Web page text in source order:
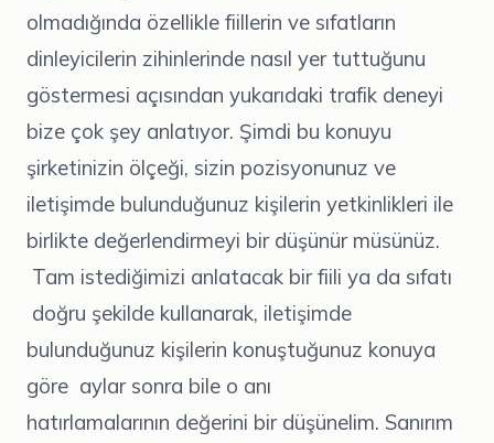
olmadığında özellikle fiillerin ve sıfatların
dinleyicilerin zihinlerinde nasıl yer tuttuğunu
göstermesi açısından yukarıdaki trafik deneyi
bize çok şey anlatıyor. Şimdi bu konuyu
şirketinizin ölçeği, sizin pozisyonunuz ve
iletişimde bulunduğunuz kişilerin yetkinlikleri ile
birlikte değerlendirmeyi bir düşünür müsünüz.
Tam istediğimizi anlatacak bir fiili ya da sıfatı
doğru şekilde kullanarak, iletişimde
bulunduğunuz kişilerin konuştuğunuz konuya
göre aylar sonra bile o anı
hatırlamalarının değerini bir düşünelim. Sanırım